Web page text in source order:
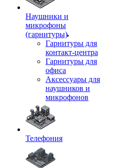
Наушники и
микрофоны
(гарнитуры)
Гарнитуры для
контакт-центра
Гарнитуры для
офиса
Аксессуары для
наушников и
микрофонов
Телефония